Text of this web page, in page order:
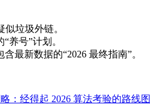
似垃圾外链。
养号”计划。
最新数据的“2026 最终指南”。
：经得起 2026 算法考验的路线图